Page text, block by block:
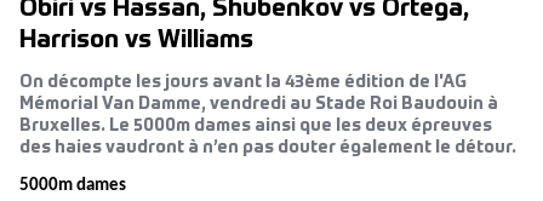
Obiri vs Hassan, Shubenkov vs Ortega,
Harrison vs Williams
On décompte les jours avant la 43ème édition de l'AG
Mémorial Van Damme, vendredi au Stade Roi Baudouin à
Bruxelles. Le 5000m dames ainsi que les deux épreuves
des haies vaudront à n’en pas douter également le détour.
5000m dames